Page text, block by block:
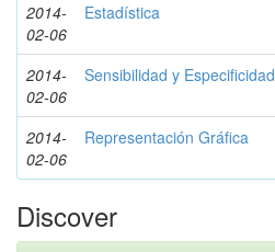
2014-
02-06
Estadística
2014-
02-06
Sensibilidad y Especificidad
2014-
02-06
Representación Gráfica
Discover